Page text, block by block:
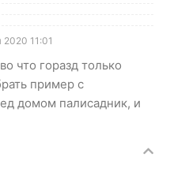
2020 11:01
что горазд только
пример с
домом палисадник, и